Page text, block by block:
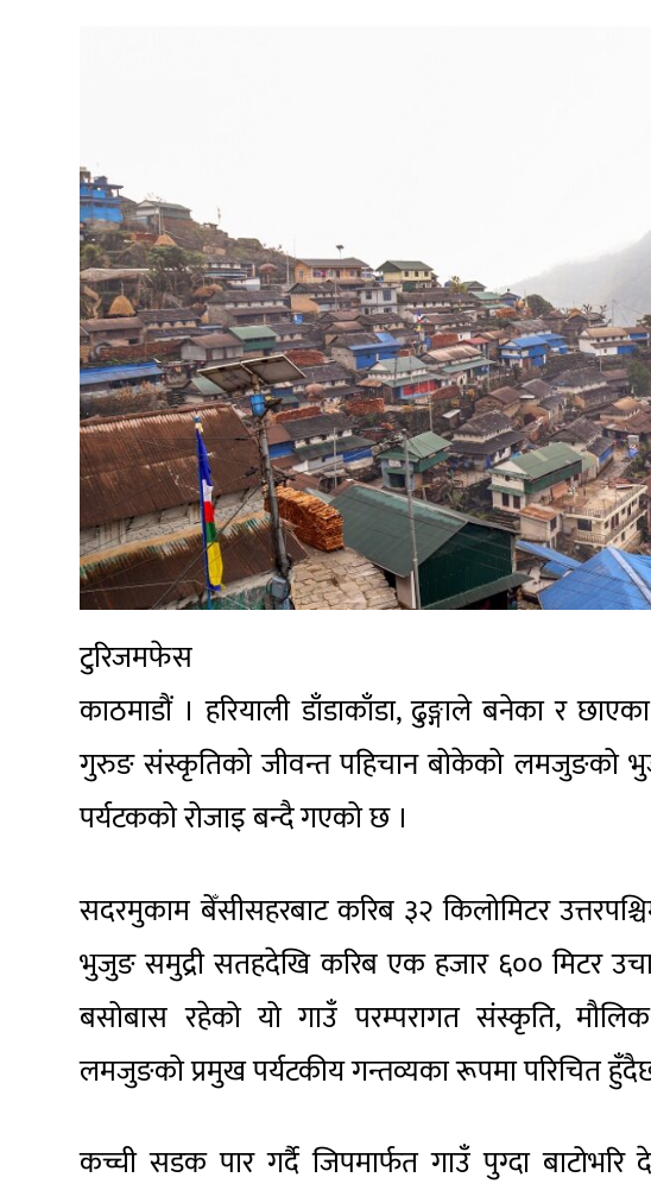
टुरिजमफेस
काठमाडौं । हरियाली डाँडाकाँडा, ढुङ्गाले बनेका र
गुरुङ संस्कृतिको जीवन्त पहिचान बोकेको लमजुङको
पर्यटकको रोजाइ बन्दै गएको छ ।
सदरमुकाम बेँसीसहरबाट करिब ३२ किलोमिटर
भुजुङ समुद्री सतहदेखि करिब एक हजार ६०० मिटर
बसोबास रहेको यो गाउँ परम्परागत संस्कृति,
लमजुङको प्रमुख पर्यटकीय गन्तव्यका रूपमा परिचित
कच्ची सडक पार गर्दै जिपमार्फत गाउँ पुग्दा बाटोभरि